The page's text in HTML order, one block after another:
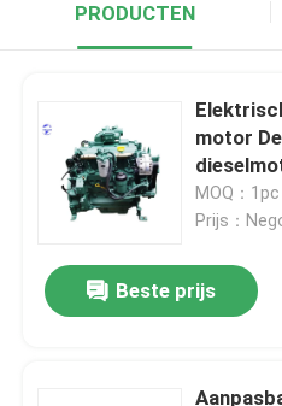
PRODUCTEN
motor
N.M/R/Min
MOQ：1pc
Prijs：
Beste prijs